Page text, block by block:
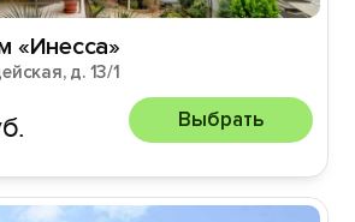
«Инесса»
д. 13/1
Выбрать